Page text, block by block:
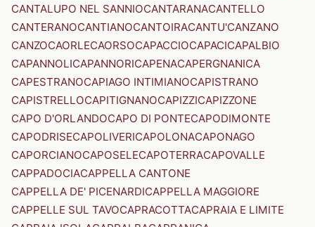
CANTALUPO NEL SANNIOCANTARANACANTELLO
CANTERANOCANTIANOCANTOIRACANTU'CANZANO
CANZOCAORLECAORSOCAPACCIOCAPACICAPALBIO
CAPANNOLICAPANNORICAPENACAPERGNANICA
CAPESTRANOCAPIAGO INTIMIANOCAPISTRANO
CAPISTRELLOCAPITIGNANOCAPIZZICAPIZZONE
CAPO D'ORLANDOCAPO DI PONTECAPODIMONTE
CAPODRISECAPOLIVERICAPOLONACAPONAGO
CAPORCIANOCAPOSELECAPOTERRACAPOVALLE
CAPPADOCIACAPPELLA CANTONE
CAPPELLA DE' PICENARDICAPPELLA MAGGIORE
CAPPELLE SUL TAVOCAPRACOTTACAPRAIA E LIMITE